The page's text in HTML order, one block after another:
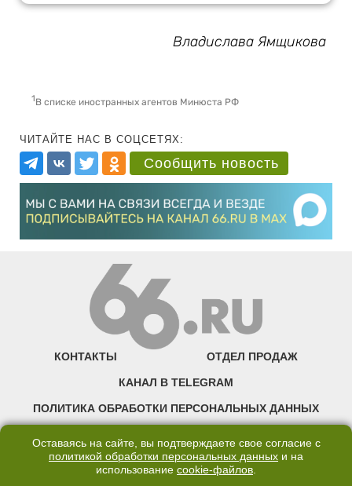
Владислава Ямщикова
1В списке иностранных агентов Минюста РФ
ЧИТАЙТЕ НАС В СОЦСЕТЯХ:
Сообщить новость
КОНТАКТЫ ОТДЕЛ ПРОДАЖ
КАНАЛ В TELEGRAM
ПОЛИТИКА ОБРАБОТКИ ПЕРСОНАЛЬНЫХ ДАННЫХ
©2007—2025 66.RU. Воспроизведение, сообщение, доведение до всеобщего
Оставаясь на сайте, вы подтверждаете свое согласие с
политикой обработки персональных данных и на
использование cookie-файлов.